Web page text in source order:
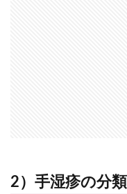
2）手湿疹の分類